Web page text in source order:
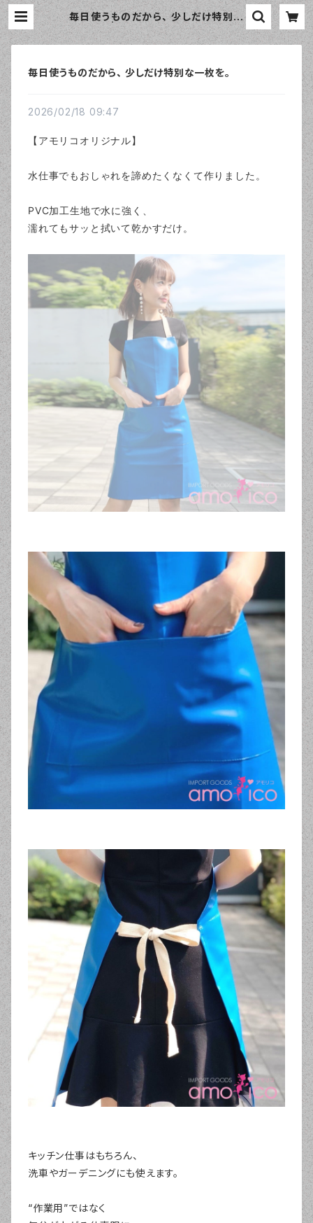
毎日使うものだから、 少しだけ特別な
一枚を。 | おしゃれなエプロン通販の
amorico（アモリコ）☆インポートエ
毎日使うものだから、 少しだけ特別な一枚を。
2026/02/18 09:47
【アモリコオリジナル】
水仕事でもおしゃれを諦めたくなくて作りました。
PVC加工生地で水に強く、
濡れてもサッと拭いて乾かすだけ。
キッチン仕事はもちろん、
洗車やガーデニングにも使えます。
“作業用”ではなく